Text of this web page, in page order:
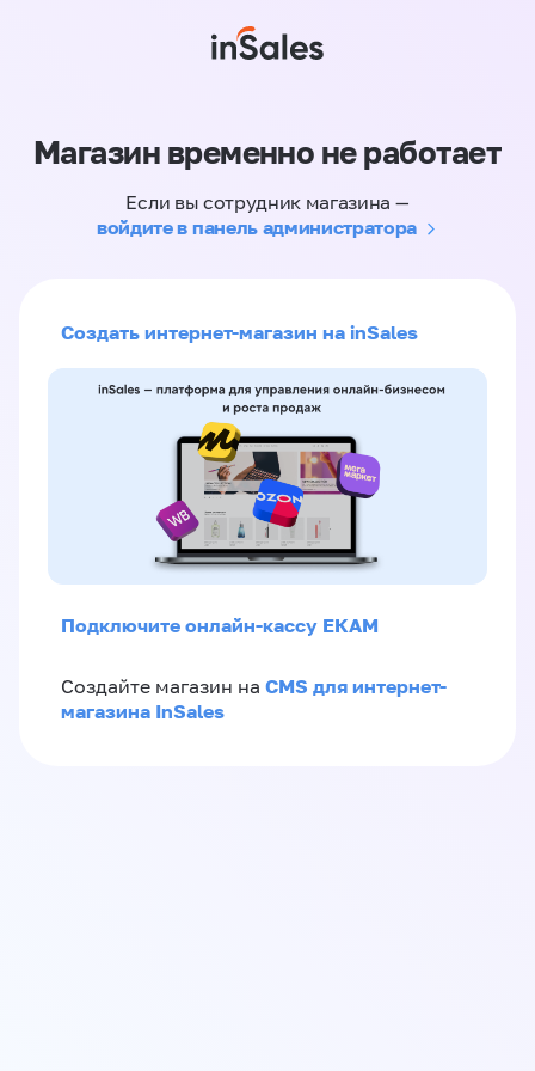
Магазин временно не работает
Если вы сотрудник магазина —
войдите в панель администратора
Создать интернет-магазин на inSales
Подключите онлайн-кассу ЕКАМ
Создайте магазин на CMS для интернет-
магазина InSales